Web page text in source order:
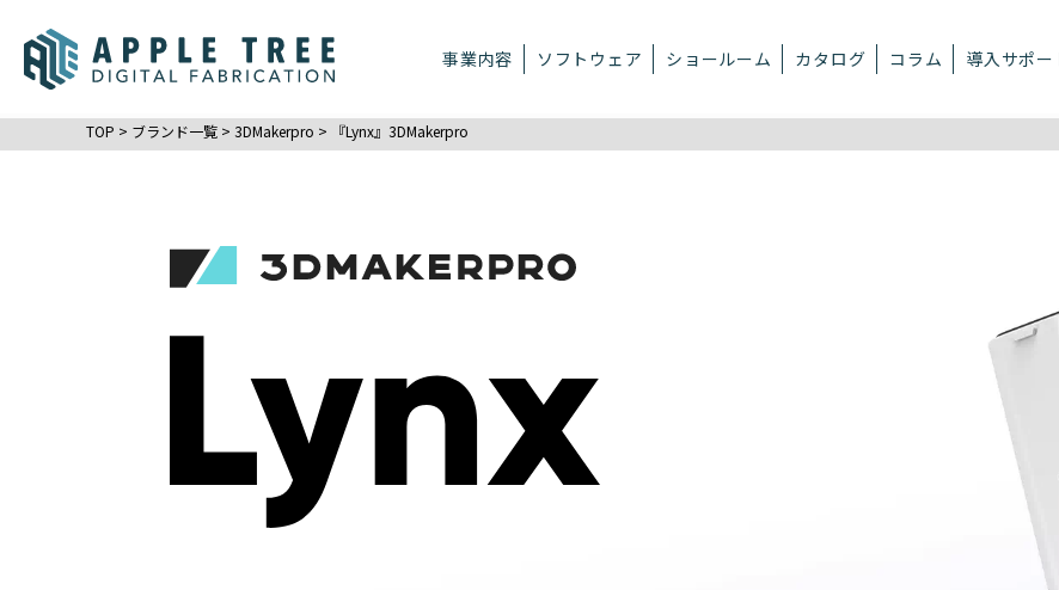
事業内容 ソフトウェア ショールーム カタログ コラム 導入サポー
TOP > ブランド一覧 > 3DMakerpro > 『Lynx』3DMakerpro